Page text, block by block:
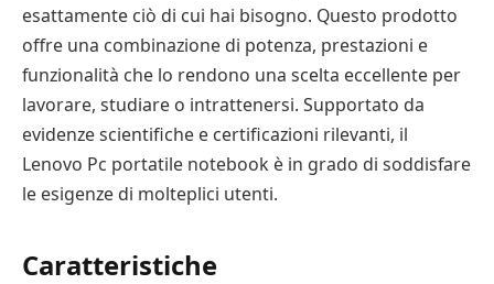
esattamente ciò di cui hai bisogno. Questo prodotto
offre una combinazione di potenza, prestazioni e
funzionalità che lo rendono una scelta eccellente per
lavorare, studiare o intrattenersi. Supportato da
evidenze scientifiche e certificazioni rilevanti, il
Lenovo Pc portatile notebook è in grado di soddisfare
le esigenze di molteplici utenti.
Caratteristiche